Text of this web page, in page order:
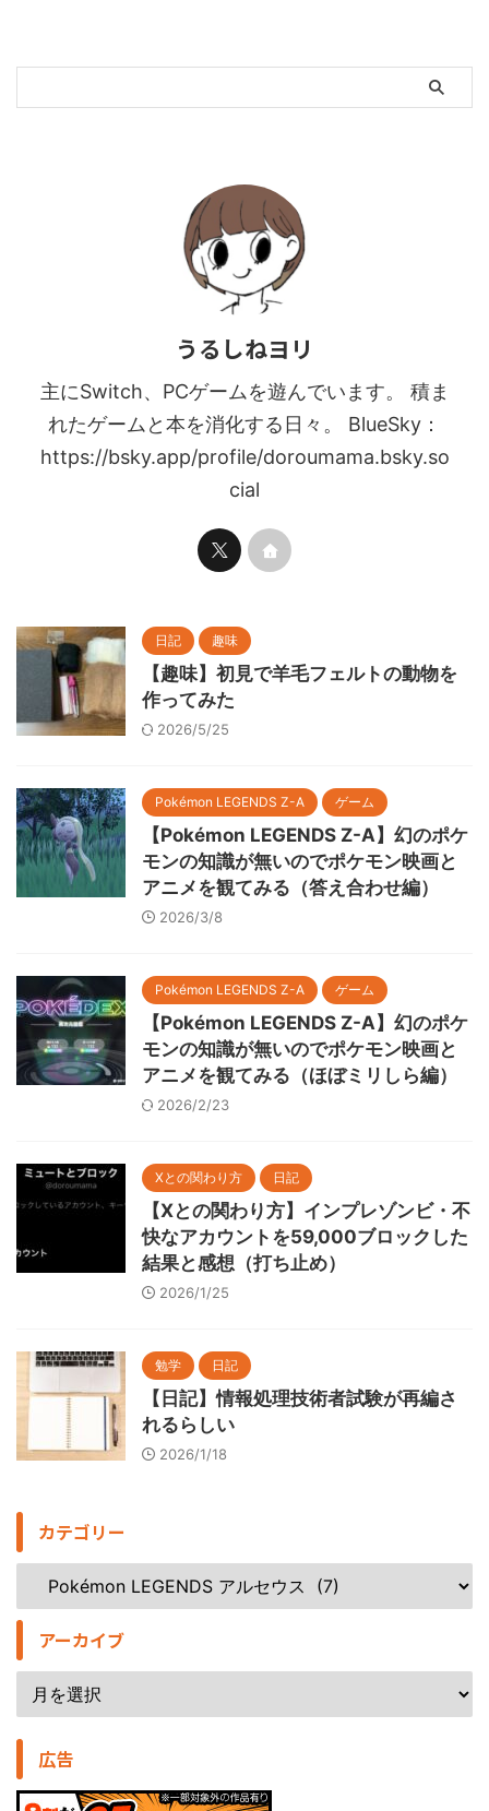
うるしねヨリ
主にSwitch、PCゲームを遊んでいます。 積ま
れたゲームと本を消化する日々。 BlueSky：
https://bsky.app/profile/doroumama.bsky.so
cial
日記 趣味
【趣味】初見で羊毛フェルトの動物を
作ってみた
2026/5/25
Pokémon LEGENDS Z-A ゲーム
【Pokémon LEGENDS Z-A】幻のポケ
モンの知識が無いのでポケモン映画と
アニメを観てみる（答え合わせ編）
2026/3/8
Pokémon LEGENDS Z-A ゲーム
【Pokémon LEGENDS Z-A】幻のポケ
モンの知識が無いのでポケモン映画と
アニメを観てみる（ほぼミリしら編）
2026/2/23
Xとの関わり方 日記
【Xとの関わり方】インプレゾンビ・不
快なアカウントを59,000ブロックした
結果と感想（打ち止め）
2026/1/25
勉学 日記
【日記】情報処理技術者試験が再編さ
れるらしい
2026/1/18
カテゴリー
アーカイブ
広告